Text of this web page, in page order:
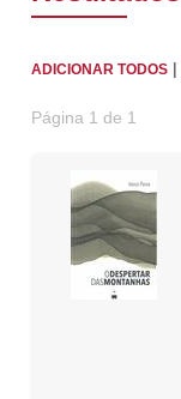
ADICIONAR TODOS
Página 1 de 1